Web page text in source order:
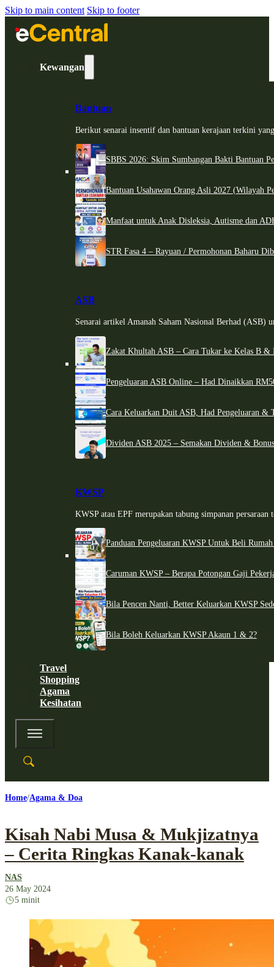
Skip to main content Skip to footer
Kewangan
Bantuan
Berikut senarai insentif dan bantuan kerajaan terkini
SBBS 2026: Skim Sumbangan Bakti Bantuan
Bantuan Usahawan Orang Asli 2027 (Wilayah
Manfaat untuk Anak Disleksia, Autisme dan
STR Fasa 4 – Rayuan / Permohonan Baharu
ASB
Senarai artikel Amanah Saham Nasional Berhad (ASB)
Zakat Khultah ASB – Cara Tukar ke Kelas B &
Pengeluaran ASB Online – Had Dinaikkan
Cara Keluarkan Duit ASB, Had Pengeluaran &
Dividen ASB 2025 – Semakan Dividen &
KWSP
KWSP atau EPF merupakan tabung simpanan persaraan
Panduan Pengeluaran KWSP Untuk Beli
Caruman KWSP – Berapa Potongan Gaji
Bila Pencen Nanti, Better Keluarkan KWSP
Bila Boleh Keluarkan KWSP Akaun 1 & 2?
Travel
Shopping
Agama
Kesihatan
Home Agama & Doa
Kisah Nabi Musa & Mukjizatnya
– Cerita Ringkas Kanak-kanak
NAS
26 May 2024
5 minit